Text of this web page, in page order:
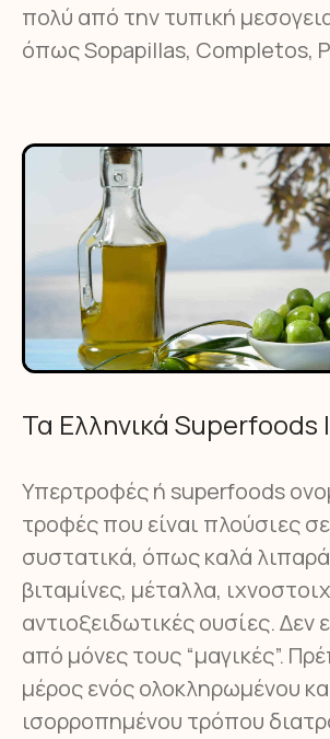
πολύ από την τυπική
όπως Sopapillas, Completos,
Τα Ελληνικά Superfoods
Υπερτροφές ή superfoods
τροφές που είναι πλούσιες
συστατικά, όπως καλά
βιταμίνες, μέταλλα,
αντιοξειδωτικές ουσίες. Δεν
από μόνες τους “μαγικές”.
μέρος ενός ολοκληρωμένου
ισορροπημένου τρόπου